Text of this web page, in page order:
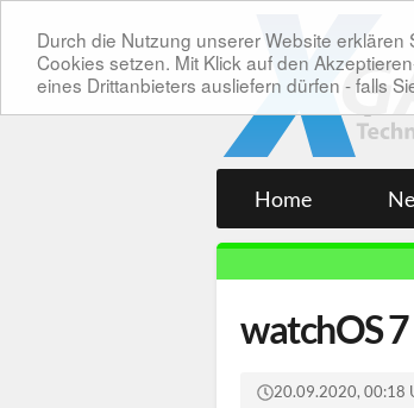
Durch die Nutzung unserer Website
Cookies setzen. Mit Klick auf den
eines Drittanbieters ausliefern dürfen - falls
Home
watchOS
20.09.2020, 00:18